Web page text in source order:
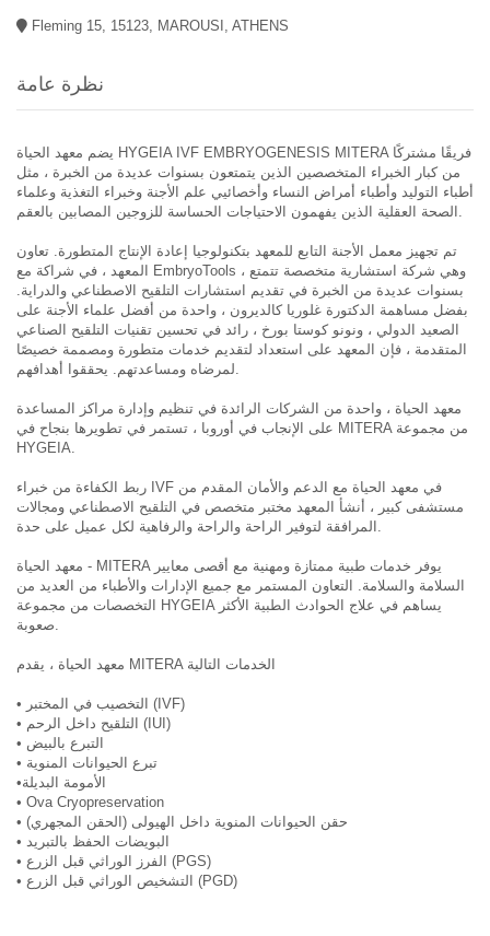
Fleming 15, 15123, MAROUSI, ATHENS
نظرة عامة
يضم معهد الحياة HYGEIA IVF EMBRYOGENESIS MITERA فريقًا مشتركًا
من كبار الخبراء المتخصصين الذين يتمتعون بسنوات عديدة من الخبرة ، مثل
أطباء التوليد وأطباء أمراض النساء وأخصائيي علم الأجنة وخبراء التغذية وعلماء
تم تجهيز معمل الأجنة التابع للمعهد بتكنولوجيا إعادة الإنتاج المتطورة. تعاون
المعهد ، في شراكة مع EmbryoTools ، وهي شركة استشارية متخصصة تتمتع
بسنوات عديدة من الخبرة في تقديم استشارات التلقيح الاصطناعي والدراية.
بفضل مساهمة الدكتورة غلوريا كالديرون ، واحدة من أفضل علماء الأجنة على
الصعيد الدولي ، ونونو كوستا بورخ ، رائد في تحسين تقنيات التلقيح الصناعي
المتقدمة ، فإن المعهد على استعداد لتقديم خدمات متطورة ومصممة خصيصًا
معهد الحياة ، واحدة من الشركات الرائدة في تنظيم وإدارة مراكز المساعدة
على الإنجاب في أوروبا ، تستمر في تطويرها بنجاح في MITERA من مجموعة
HYGEIA.
ربط الكفاءة من خبراء IVF في معهد الحياة مع الدعم والأمان المقدم من
مستشفى كبير ، أنشأ المعهد مختبر متخصص في التلقيح الاصطناعي ومجالات
معهد الحياة - MITERA يوفر خدمات طبية ممتازة ومهنية مع أقصى معايير
السلامة والسلامة. التعاون المستمر مع جميع الإدارات والأطباء من العديد من
التخصصات من مجموعة HYGEIA يساهم في علاج الحوادث الطبية الأكثر
معهد الحياة ، يقدم MITERA الخدمات التالية
• التخصيب في المختبر (IVF)
• التلقيح داخل الرحم (IUI)
• التبرع بالبيض
• تبرع الحيوانات المنوية
•الأمومة البديلة
• Ova Cryopreservation
• حقن الحيوانات المنوية داخل الهيولى (الحقن المجهري)
• البويضات الحفظ بالتبريد
• الفرز الوراثي قبل الزرع (PGS)
• التشخيص الوراثي قبل الزرع (PGD)